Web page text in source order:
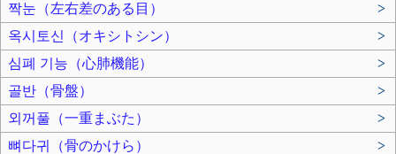
짝눈（左右差のある目）
>
옥시토신（オキシトシン）
>
심폐 기능（心肺機能）
>
골반（骨盤）
>
외꺼풀（一重まぶた）
>
뼈다귀（骨のかけら）
>